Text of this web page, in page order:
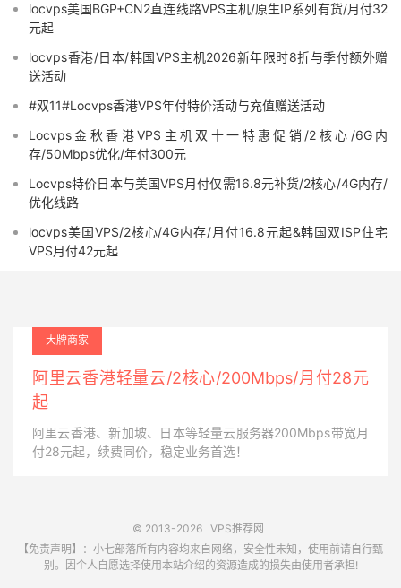
locvps美国BGP+CN2直连线路VPS主机/原生IP系列有货/月付32
元起
locvps香港/日本/韩国VPS主机2026新年限时8折与季付额外赠
送活动
#双11#Locvps香港VPS年付特价活动与充值赠送活动
Locvps金秋香港VPS主机双十一特惠促销/2核心/6G内
存/50Mbps优化/年付300元
Locvps特价日本与美国VPS月付仅需16.8元补货/2核心/4G内存/
优化线路
locvps美国VPS/2核心/4G内存/月付16.8元起&韩国双ISP住宅
VPS月付42元起
大牌商家
阿里云香港轻量云/2核心/200Mbps/月付28元
起
阿里云香港、新加坡、日本等轻量云服务器200Mbps带宽月
付28元起，续费同价，稳定业务首选！
© 2013-2026 VPS推荐网
【免责声明】：小七部落所有内容均来自网络，安全性未知，使用前请自行甄
别。因个人自愿选择使用本站介绍的资源造成的损失由使用者承担!